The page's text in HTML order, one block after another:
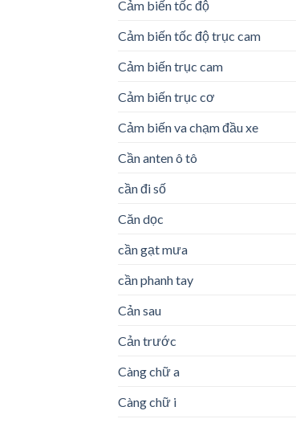
Cảm biến tốc độ
Cảm biến tốc độ trục cam
Cảm biến trục cam
Cảm biến trục cơ
Cảm biến va chạm đầu xe
Cần anten ô tô
cần đi số
Căn dọc
cần gạt mưa
cần phanh tay
Cản sau
Cản trước
Càng chữ a
Càng chữ i